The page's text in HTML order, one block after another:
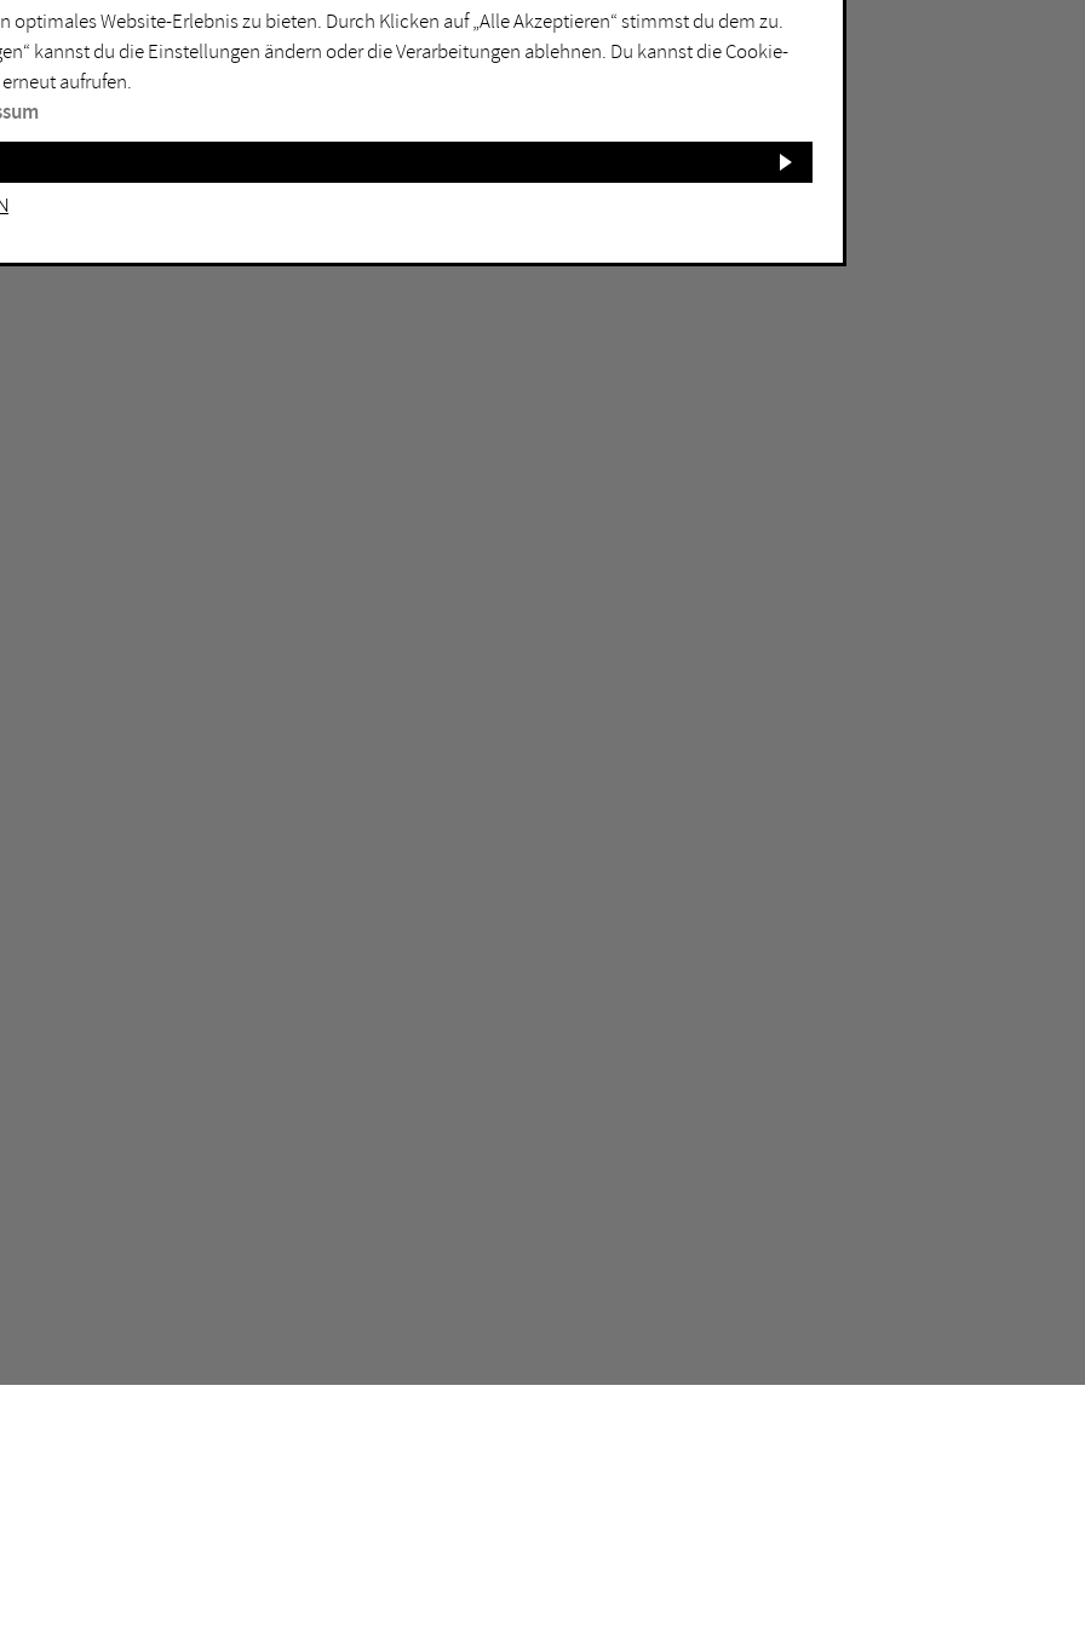
Mülheim an der Ruhr
Oberhausen
Unna
Witten
optimales Website-Erlebnis zu bieten. Durch Klicken auf „Alle Akzeptieren“ stimmst du dem zu.
kannst du die Einstellungen ändern oder die Verarbeitungen ablehnen. Du kannst die Cookie-
aufrufen.